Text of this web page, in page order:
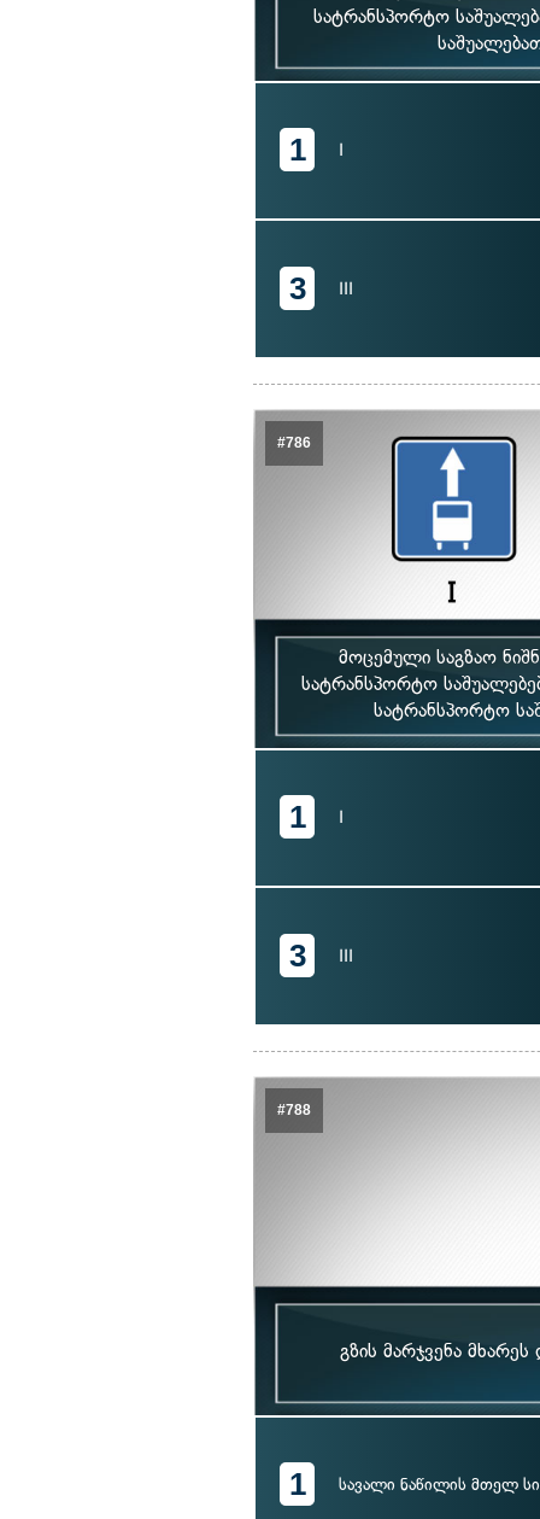
სატრანსპორტო
1 I
3 III
#786
მოცემული საგზაო
სატრანსპორტო
სატრანსპორტო
1 I
3 III
#788
გზის მარჯვენა
1 სავალი ნაწილის მთელ